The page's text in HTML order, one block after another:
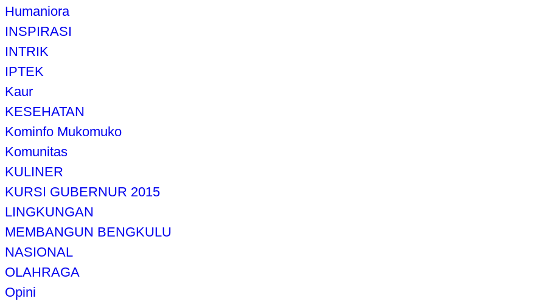
Humaniora
INSPIRASI
INTRIK
IPTEK
Kaur
KESEHATAN
Kominfo Mukomuko
Komunitas
KULINER
KURSI GUBERNUR 2015
LINGKUNGAN
MEMBANGUN BENGKULU
NASIONAL
OLAHRAGA
Opini